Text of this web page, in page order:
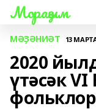
Мораҙым
МӘҘӘНИӘТ 13 МАРТА
2020
үтәсәк